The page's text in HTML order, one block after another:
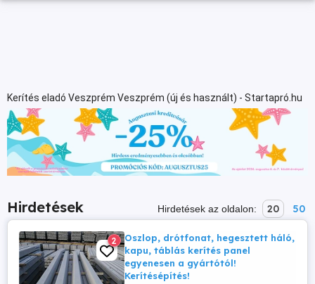
Kerítés eladó Veszprém Veszprém (új és használt) - Startapró.hu
Hirdetések Hirdetések az oldalon: 20 50
2
Oszlop, drótfonat, hegesztett háló,
kapu, táblás kerítés panel
egyenesen a gyártótól!
Kerítésépítés!